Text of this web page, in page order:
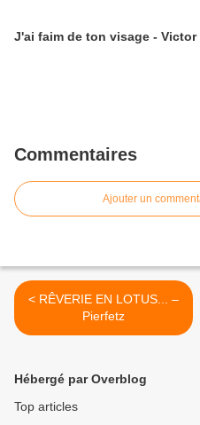
J'ai faim de ton visage - Victor
Commentaires
Ajouter un
< RÊVERIE EN LOTUS... –
Pierfetz
Hébergé par Overblog
Top articles